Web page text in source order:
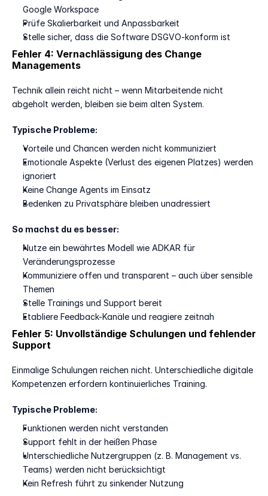
Google Workspace
Prüfe Skalierbarkeit und Anpassbarkeit
Stelle sicher, dass die Software DSGVO-konform ist
Fehler 4: Vernachlässigung des Change
Managements
Technik allein reicht nicht – wenn Mitarbeitende nicht
abgeholt werden, bleiben sie beim alten System.
Typische Probleme:
Vorteile und Chancen werden nicht kommuniziert
Emotionale Aspekte (Verlust des eigenen Platzes) werden
ignoriert
Keine Change Agents im Einsatz
Bedenken zu Privatsphäre bleiben unadressiert
So machst du es besser:
Nutze ein bewährtes Modell wie ADKAR für
Veränderungsprozesse
Kommuniziere offen und transparent – auch über sensible
Themen
Stelle Trainings und Support bereit
Etabliere Feedback-Kanäle und reagiere zeitnah
Fehler 5: Unvollständige Schulungen und fehlender
Support
Einmalige Schulungen reichen nicht. Unterschiedliche digitale
Kompetenzen erfordern kontinuierliches Training.
Typische Probleme:
Funktionen werden nicht verstanden
Support fehlt in der heißen Phase
Unterschiedliche Nutzergruppen (z. B. Management vs.
Teams) werden nicht berücksichtigt
Kein Refresh führt zu sinkender Nutzung